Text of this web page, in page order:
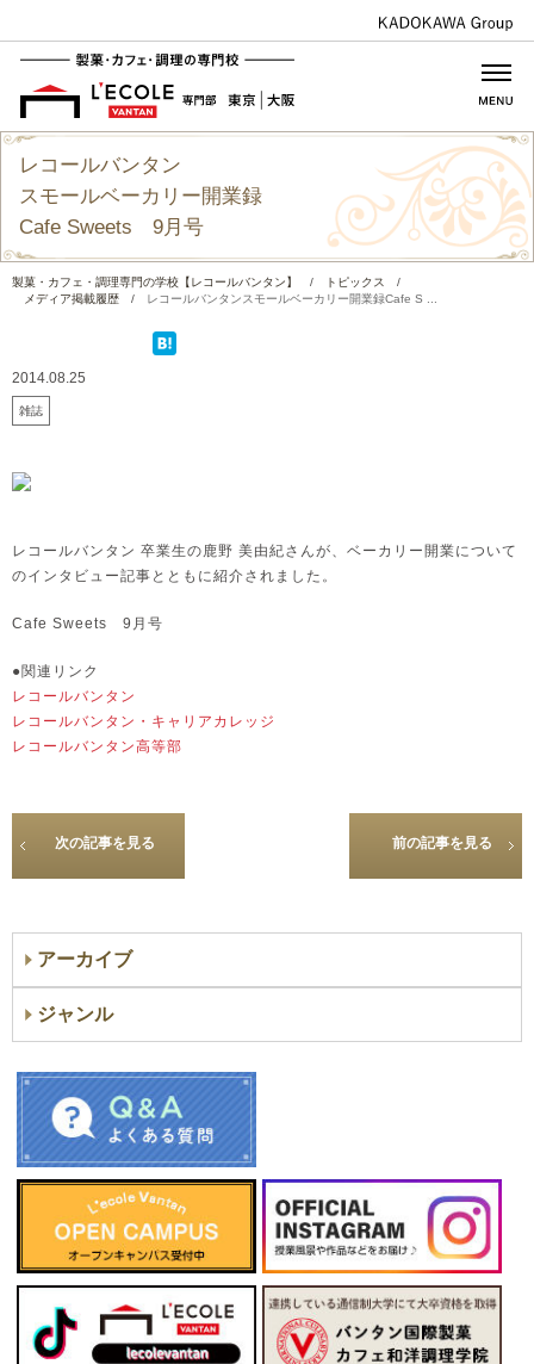
レコールバンタン
スモールベーカリー開業録
Cafe Sweets 9月号
製菓・カフェ・調理専門の学校【レコールバンタン】 / トピックス
/
メディア掲載履歴
/ レコールバンタンスモールベーカリー開業録Cafe S ...
2014.08.25
雑誌
レコールバンタン 卒業生の鹿野 美由紀さんが、ベーカリー開業について
のインタビュー記事とともに紹介されました。
Cafe Sweets 9月号
●関連リンク
レコールバンタン
レコールバンタン・キャリアカレッジ
レコールバンタン高等部
次の記事を見る 前の記事を見る
アーカイブ
ジャンル